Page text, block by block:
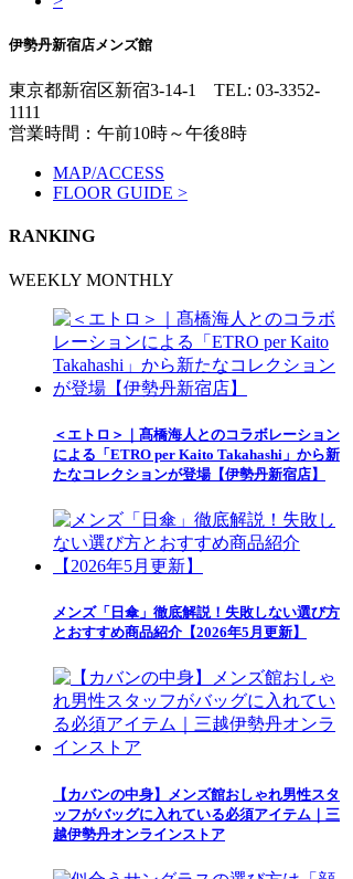
伊勢丹新宿店メンズ館
東京都新宿区新宿3-14-1 TEL: 03-3352-
1111
営業時間：午前10時～午後8時
MAP/ACCESS
FLOOR GUIDE >
RANKING
WEEKLY MONTHLY
＜エトロ＞｜髙橋海人とのコラボレーション
による「ETRO per Kaito Takahashi」から新
たなコレクションが登場【伊勢丹新宿店】
メンズ「日傘」徹底解説！失敗しない選び方
とおすすめ商品紹介【2026年5月更新】
【カバンの中身】メンズ館おしゃれ男性スタ
ッフがバッグに入れている必須アイテム｜三
越伊勢丹オンラインストア